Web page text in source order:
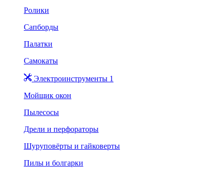
Ролики
Сапборды
Палатки
Самокаты
Электроинструменты 1
Мойщик окон
Пылесосы
Дрели и перфораторы
Шуруповёрты и гайковерты
Пилы и болгарки